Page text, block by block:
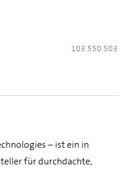
103.550.503
– ist ein in
für durchdachte,